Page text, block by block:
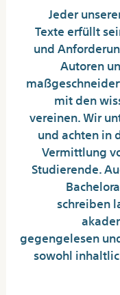
Jeder
Texte erfüllt
und
Autoren
mit den
vereinen. Wir
und achten in
Vermittlung
Studierende.
schreiben
gegengelesen
sowohl